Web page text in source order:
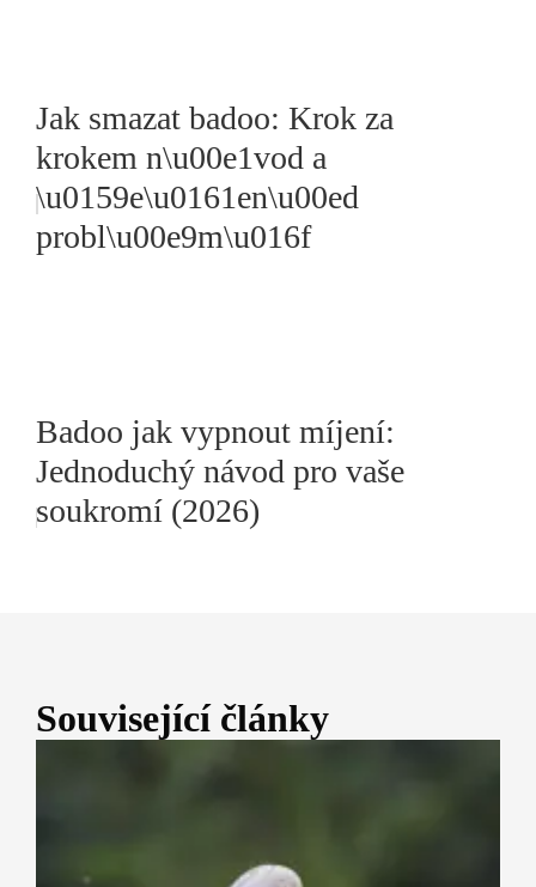
Jak smazat badoo: Krok za
krokem n\u00e1vod a
\u0159e\u0161en\u00ed
probl\u00e9m\u016f
Badoo jak vypnout míjení:
Jednoduchý návod pro vaše
soukromí (2026)
Související články